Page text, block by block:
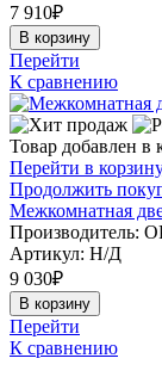
7 910₽
В корзину
Перейти
К сравнению
Товар добавлен в
Перейти в
Продолжить
Межкомнатная
Производитель:
Артикул: Н/Д
9 030₽
В корзину
Перейти
К сравнению